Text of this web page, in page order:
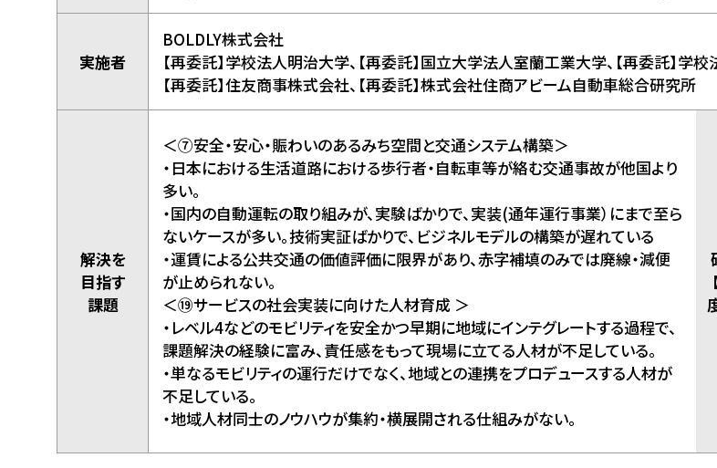
実施者
BOLDLY株式会社
【再委託】学校法人明治大学、【再委託】国立大学法人室蘭工業大学、【再委託】学
【再委託】住友商事株式会社、【再委託】株式会社住商アビーム自動車総合研究所
解決を
目指す
課題
＜⑦安全・安心・賑わいのあるみち空間と交通システム構築＞
・日本における生活道路における歩行者・自転車等が絡む交通事故が他国より
多い。
・国内の自動運転の取り組みが、実験ばかりで、実装(通年運行事業）にまで至ら
ないケースが多い。技術実証ばかりで、ビジネルモデルの構築が遅れている
・運賃による公共交通の価値評価に限界があり、赤字補填のみでは廃線・減便
が止められない。
＜⑲サービスの社会実装に向けた人材育成 ＞
・レベル4などのモビリティを安全かつ早期に地域にインテグレートする過程で、
課題解決の経験に富み、責任感をもって現場に立てる人材が不足している。
・単なるモビリティの運行だけでなく、地域との連携をプロデュースする人材が
不足している。
・地域人材同士のノウハウが集約・横展開される仕組みがない。